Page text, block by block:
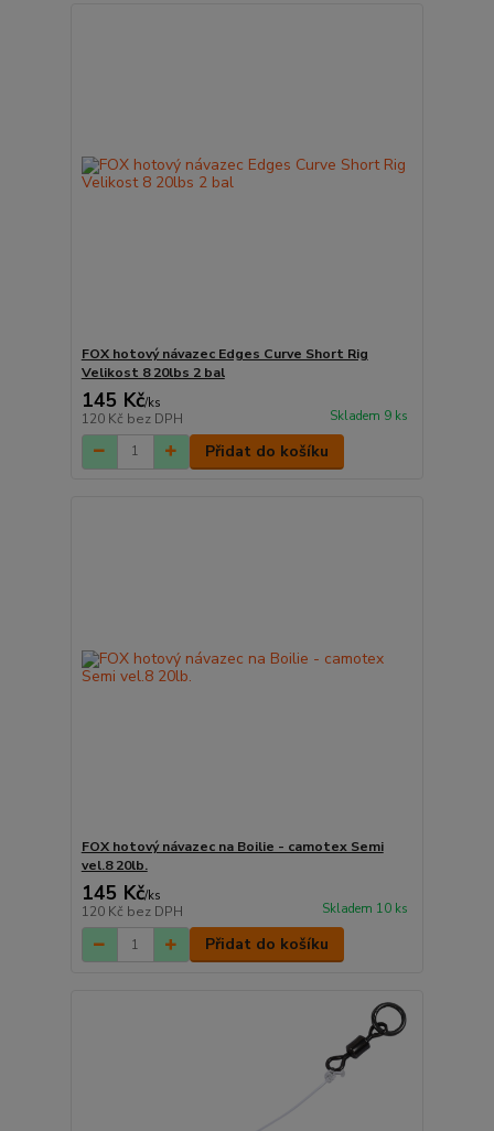
FOX hotový návazec Edges Curve Short Rig
Velikost 8 20lbs 2 bal
145 Kč/ks
120 Kč bez DPH Skladem 9 ks
Přidat do košíku
FOX hotový návazec na Boilie - camotex Semi
vel.8 20lb.
145 Kč/ks
120 Kč bez DPH Skladem 10 ks
Přidat do košíku